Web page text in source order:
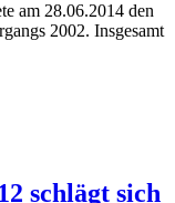
am 28.06.2014 den
2002. Insgesamt
schlägt sich